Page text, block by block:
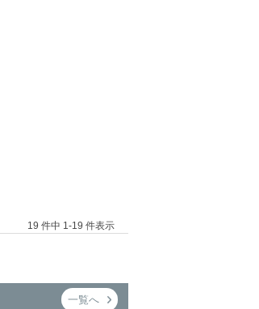
19 件中 1-19 件表示
一覧へ